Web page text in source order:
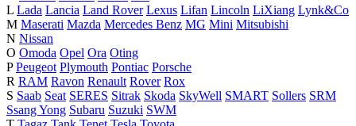
L Lada Lancia Land Rover Lexus Lifan Lincoln LiXiang Lynk&Co
M Maserati Mazda Mercedes Benz MG Mini Mitsubishi
N Nissan
O Omoda Opel Ora Oting
P Peugeot Plymouth Pontiac Porsche
R RAM Ravon Renault Rover Rox
S Saab Seat SERES Sitrak Skoda SkyWell SMART Sollers SRM
Ssang Yong Subaru Suzuki SWM